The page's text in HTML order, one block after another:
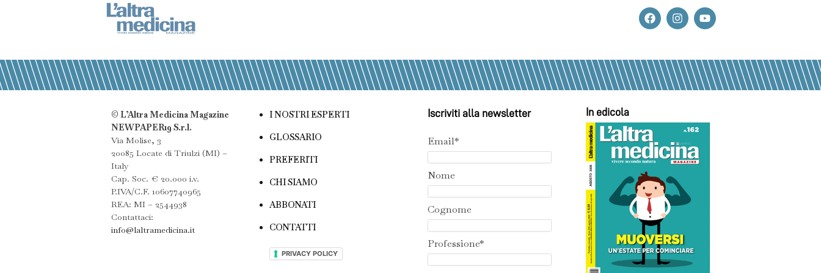
© L’Altra Medicina Magazine
NEWPAPER19 S.r.l.
Via Molise, 3
20085 Locate di Triulzi (MI) –
Italy
Cap. Soc. € 20.000 i.v.
P.IVA/C.F. 10607740965
REA: MI – 2544938
Contattaci:
info@laltramedicina.it
I NOSTRI ESPERTI
GLOSSARIO
PREFERITI
CHI SIAMO
ABBONATI
CONTATTI
PRIVACY POLICY
Iscriviti alla newsletter
Email*
Nome
Cognome
Professione*
In edicola